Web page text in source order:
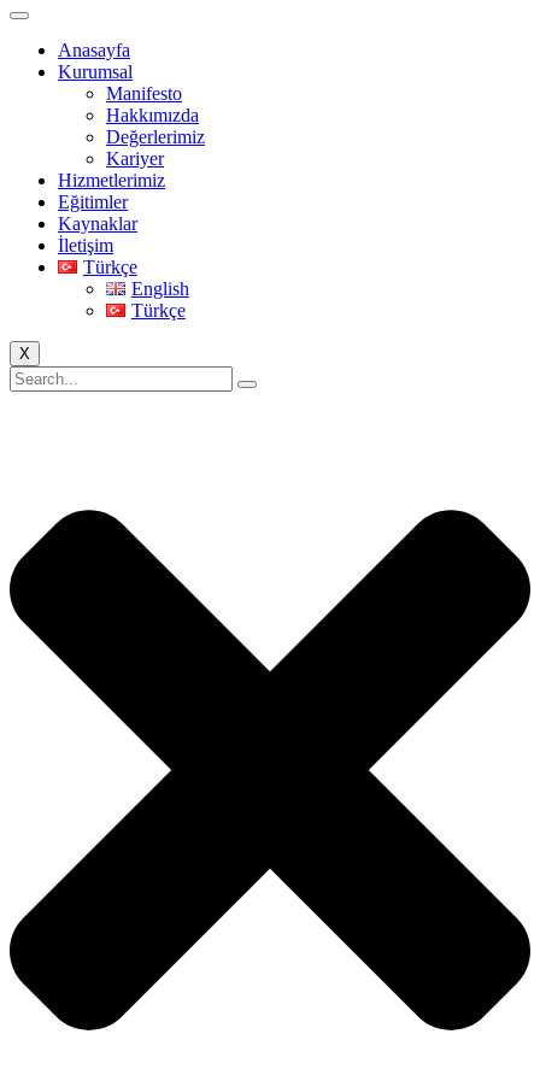
Anasayfa
Kurumsal
Manifesto
Hakkımızda
Değerlerimiz
Kariyer
Hizmetlerimiz
Eğitimler
Kaynaklar
İletişim
Türkçe
English
Türkçe
X